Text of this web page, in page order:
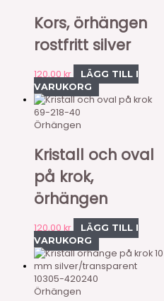
Kors, örhängen
rostfritt silver
120,00 kr
LÄGG TILL I
VARUKORG
69-218-40
Örhängen
Kristall och oval
på krok,
örhängen
120,00 kr
LÄGG TILL I
VARUKORG
10305-420240
Örhängen